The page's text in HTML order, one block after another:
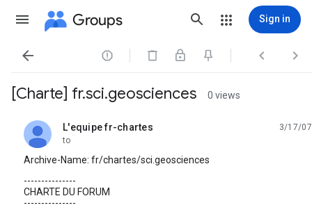
Groups Sign in
   
[Charte] fr.sci.geosciences 0 views
L'equipe fr-chartes
unread,
3/17/07
to
Archive-Name: fr/chartes/sci.geosciences
---------------
CHARTE DU FORUM
---------------